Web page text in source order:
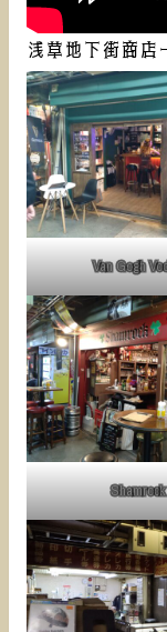
浅草地下街商店
Van Gogh
Shamrock